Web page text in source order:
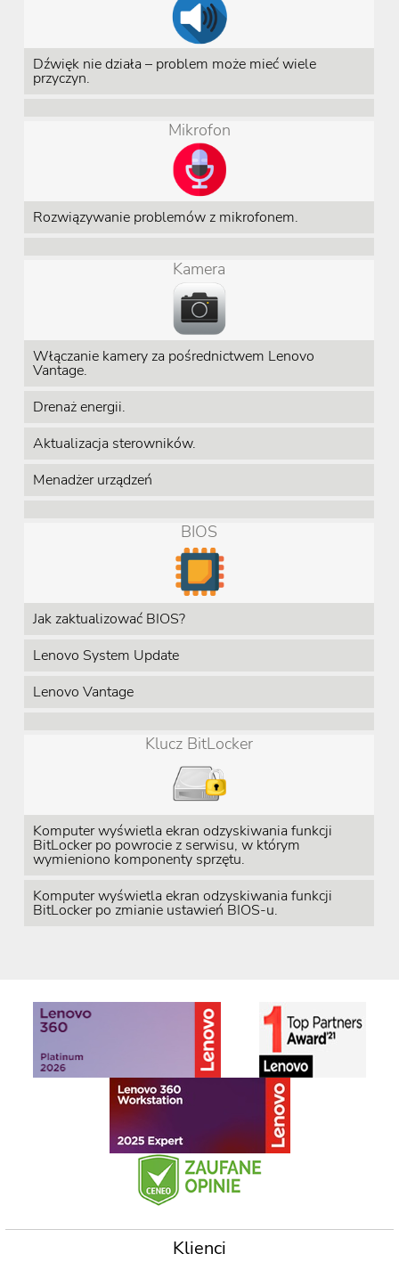
Dźwięk nie działa – problem może mieć wiele
przyczyn.
Mikrofon
Rozwiązywanie problemów z mikrofonem.
Kamera
Włączanie kamery za pośrednictwem Lenovo
Vantage.
Drenaż energii.
Aktualizacja sterowników.
Menadżer urządzeń
BIOS
Jak zaktualizować BIOS?
Lenovo System Update
Lenovo Vantage
Klucz BitLocker
Komputer wyświetla ekran odzyskiwania funkcji
BitLocker po powrocie z serwisu, w którym
wymieniono komponenty sprzętu.
Komputer wyświetla ekran odzyskiwania funkcji
BitLocker po zmianie ustawień BIOS-u.
Klienci